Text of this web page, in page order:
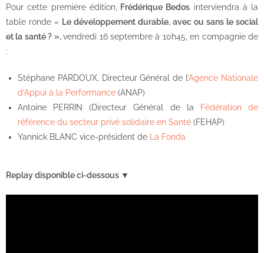
Pour cette première édition, Frédérique Bedos interviendra à la
table ronde « Le développement durable, avec ou sans le social
et la santé ? »,vendredi 16 septembre à 10h45, en compagnie de
:
Stéphane PARDOUX, Directeur Général de l’Agence Nationale
d’Appui à la Performance (ANAP)
Antoine PERRIN (Directeur Général de la
Fédération de
référence du secteur privé solidaire en Santé (FEHAP)
Yannick BLANC vice-président de
La Fonda
Replay disponible ci-dessous ▼